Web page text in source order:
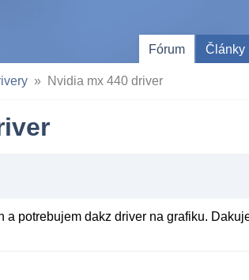
Fórum
Články
Nvidia mx 440 driver
a potrebujem dakz driver na grafiku.